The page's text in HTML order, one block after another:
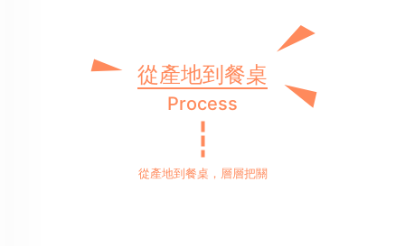
從產地到餐桌
Process
從產地到餐桌，層層把關